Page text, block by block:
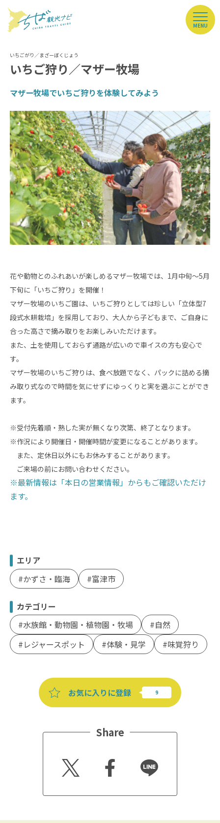
MENU
いちご狩り／マザー牧場
マザー牧場でいちご狩りを体験してみよう
花や動物とのふれあいが楽しめるマザー牧場では、1月中旬～5月
下旬に「いちご狩り」を開催！
マザー牧場のいちご園は、いちご狩りとしては珍しい「立体型7
段式水耕栽培」を採用しており、大人から子どもまで、ご自身に
合った高さで摘み取りをお楽しみいただけます。
また、土を使用しておらず通路が広いので車イスの方も安心で
す。
マザー牧場のいちご狩りは、食べ放題でなく、パックに詰める摘
み取り式なので時間を気にせずにゆっくりと実を選ぶことができ
ます。
※受付先着順・熟した実が無くなり次第、終了となります。
※作況により開催日・開催時間が変更になることがあります。
また、定休日以外にもお休みすることがあります。
ご来場の前にお問い合わせください。
※最新情報は「本日の営業情報」からもご確認いただけ
ます。
エリア
かずさ・臨海
富津市
カテゴリー
水族館・動物園・植物園・牧場
自然
レジャースポット
体験・見学 味覚狩り
お気に入りに登録
Share
Twitt
er
Faceb
ook
Line